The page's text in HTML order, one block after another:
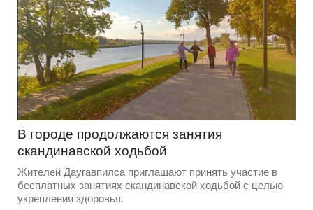
В городе продолжаются занятия
скандинавской ходьбой
Жителей Даугавпилса приглашают принять участие в
бесплатных занятиях скандинавской ходьбой с целью
укрепления здоровья.